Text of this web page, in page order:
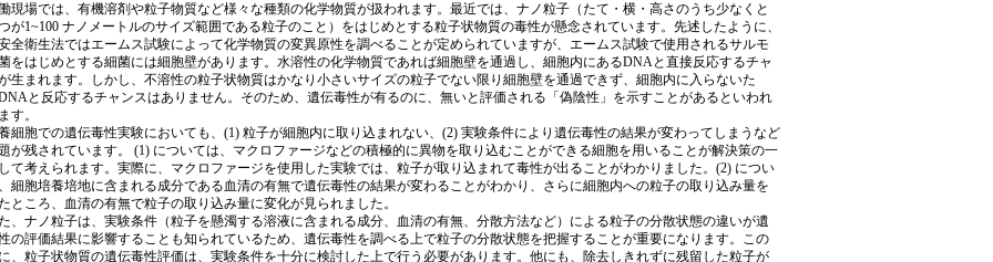
現場では、有機溶剤や粒子物質など様々な種類の化学物質が扱われます。最近では、ナノ粒子（たて・横・高さのうち少なくと
が1~100 ナノメートルのサイズ範囲である粒子のこと）をはじめとする粒子状物質の毒性が懸念されています。先述したように、
全衛生法ではエームス試験によって化学物質の変異原性を調べることが定められていますが、エームス試験で使用されるサルモ
をはじめとする細菌には細胞壁があります。水溶性の化学物質であれば細胞壁を通過し、細胞内にあるDNAと直接反応するチャ
生まれます。しかし、不溶性の粒子状物質はかなり小さいサイズの粒子でない限り細胞壁を通過できず、細胞内に入らないた
と反応するチャンスはありません。そのため、遺伝毒性が有るのに、無いと評価される「偽陰性」を示すことがあるといわれ
す。
細胞での遺伝毒性実験においても、(1) 粒子が細胞内に取り込まれない、(2) 実験条件により遺伝毒性の結果が変わってしまうなど
が残されています。 (1) については、マクロファージなどの積極的に異物を取り込むことができる細胞を用いることが解決策の一
て考えられます。実際に、マクロファージを使用した実験では、粒子が取り込まれて毒性が出ることがわかりました。(2) につい
細胞培養培地に含まれる成分である血清の有無で遺伝毒性の結果が変わることがわかり、さらに細胞内への粒子の取り込み量を
ところ、血清の有無で粒子の取り込み量に変化が見られました。
、ナノ粒子は、実験条件（粒子を懸濁する溶液に含まれる成分、血清の有無、分散方法など）による粒子の分散状態の違いが遺
の評価結果に影響することも知られているため、遺伝毒性を調べる上で粒子の分散状態を把握することが重要になります。この
、粒子状物質の遺伝毒性評価は、実験条件を十分に検討した上で行う必要があります。他にも、除去しきれずに残留した粒子が